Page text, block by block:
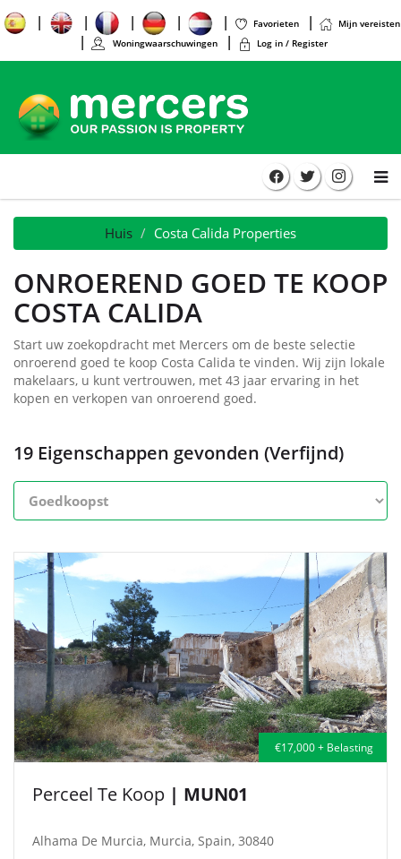
Favorieten
Mijn vereisten
Woningwaarschuwingen
Log in / Register
Huis Costa Calida Properties
ONROEREND GOED TE KOOP
COSTA CALIDA
Start uw zoekopdracht met Mercers om de beste selectie
onroerend goed te koop Costa Calida te vinden. Wij zijn lokale
makelaars, u kunt vertrouwen, met 43 jaar ervaring in het
kopen en verkopen van onroerend goed.
19 Eigenschappen gevonden (Verfijnd)
€17,000 + Belasting
Perceel Te Koop | MUN01
Alhama De Murcia, Murcia, Spain, 30840